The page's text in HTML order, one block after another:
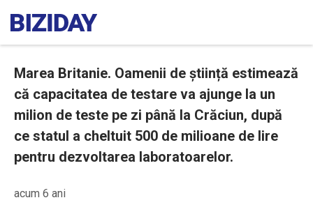
Marea Britanie. Oamenii de știință estimează
că capacitatea de testare va ajunge la un
milion de teste pe zi până la Crăciun, după
ce statul a cheltuit 500 de milioane de lire
pentru dezvoltarea laboratoarelor.
acum 6 ani